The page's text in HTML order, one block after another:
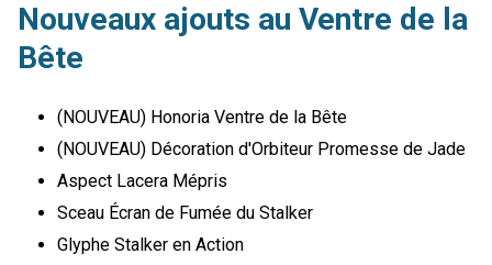
Nouveaux ajouts au Ventre de la
Bête
(NOUVEAU) Honoria Ventre de la Bête
(NOUVEAU) Décoration d'Orbiteur Promesse de Jade
Aspect Lacera Mépris
Sceau Écran de Fumée du Stalker
Glyphe Stalker en Action